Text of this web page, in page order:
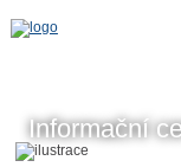
Informační